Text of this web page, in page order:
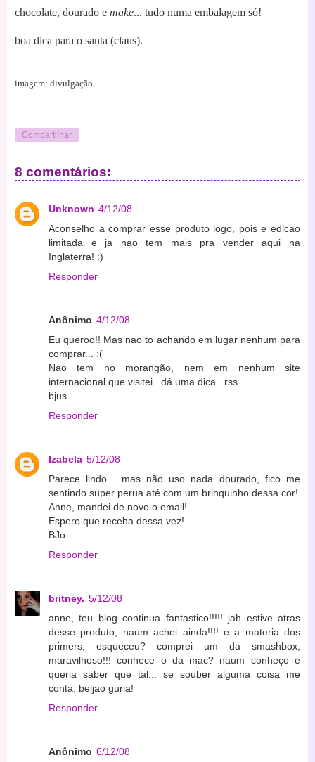
chocolate, dourado e make... tudo numa embalagem só!
boa dica para o santa (claus).
imagem: divulgação
Compartilhar
8 comentários:
Unknown 4/12/08
Aconselho a comprar esse produto logo, pois e edicao
limitada e ja nao tem mais pra vender aqui na
Inglaterra! :)
Responder
Anônimo 4/12/08
Eu queroo!! Mas nao to achando em lugar nenhum para
comprar... :(
Nao tem no morangão, nem em nenhum site
internacional que visitei.. dá uma dica.. rss
bjus
Responder
Izabela 5/12/08
Parece lindo... mas não uso nada dourado, fico me
sentindo super perua até com um brinquinho dessa cor!
Anne, mandei de novo o email!
Espero que receba dessa vez!
BJo
Responder
britney. 5/12/08
anne, teu blog continua fantastico!!!!! jah estive atras
desse produto, naum achei ainda!!!! e a materia dos
primers, esqueceu? comprei um da smashbox,
maravilhoso!!! conhece o da mac? naum conheço e
queria saber que tal... se souber alguma coisa me
conta. beijao guria!
Responder
Anônimo 6/12/08